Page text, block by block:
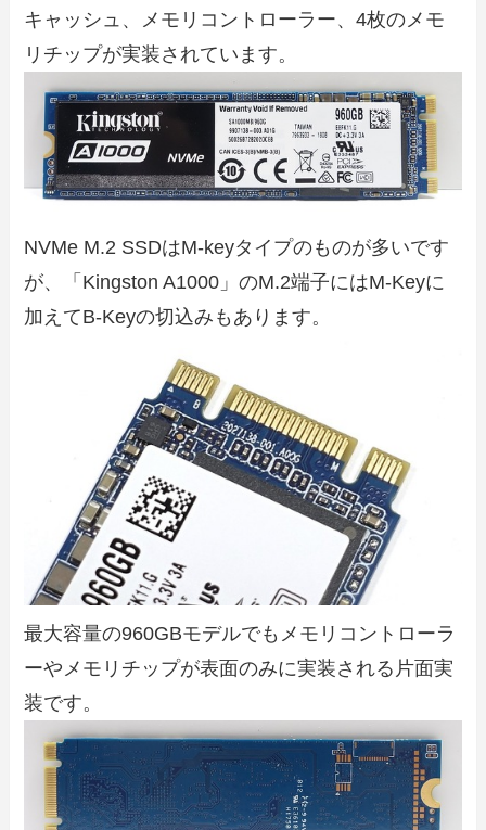
キャッシュ、メモリコントローラー、4枚のメモ
リチップが実装されています。
NVMe M.2 SSDはM-keyタイプのものが多いです
が、「Kingston A1000」のM.2端子にはM-Keyに
加えてB-Keyの切込みもあります。
最大容量の960GBモデルでもメモリコントローラ
ーやメモリチップが表面のみに実装される片面実
装です。